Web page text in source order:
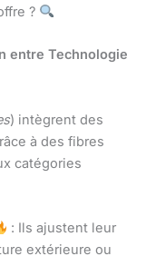
?
entre Technologie
) intègrent des
à des fibres
catégories
: Ils ajustent leur
extérieure ou